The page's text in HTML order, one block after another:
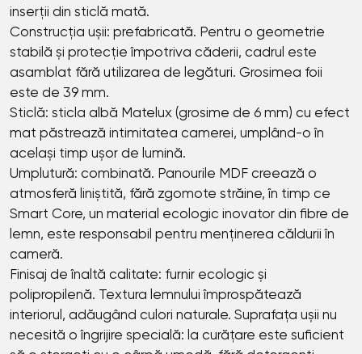
inserții din sticlă mată.
Construcția ușii: prefabricată. Pentru o geometrie
stabilă și protecție împotriva căderii, cadrul este
asamblat fără utilizarea de legături. Grosimea foii
este de 39 mm.
Sticlă: sticla albă Matelux (grosime de 6 mm) cu efect
mat păstrează intimitatea camerei, umplând-o în
același timp ușor de lumină.
Umplutură: combinată. Panourile MDF creează o
atmosferă liniștită, fără zgomote străine, în timp ce
Smart Core, un material ecologic inovator din fibre de
lemn, este responsabil pentru menținerea căldurii în
cameră.
Finisaj de înaltă calitate: furnir ecologic și
polipropilenă. Textura lemnului împrospătează
interiorul, adăugând culori naturale. Suprafața ușii nu
necesită o îngrijire specială: la curățare este suficient